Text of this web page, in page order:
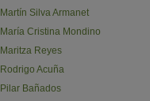
Martín Silva Armanet
María Cristina Mondino
Maritza Reyes
Rodrigo Acuña
Pilar Bañados